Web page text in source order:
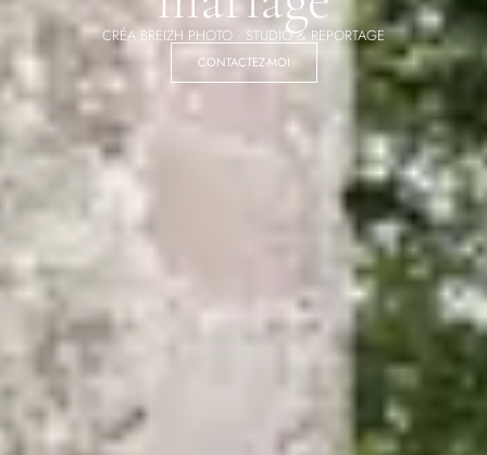
CRÉA BREIZH PHOTO · STUDIO & REPORTAGE
CONTACTEZ-MOI